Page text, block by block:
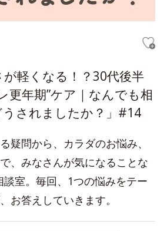
軽くなる！？30代後半
更年期”ケア｜なんでも相
されましたか？」#14
疑問から、カラダのお悩み、
、みなさんが気になることな
談室。毎回、1つの悩みをテー
お答えしていきます。